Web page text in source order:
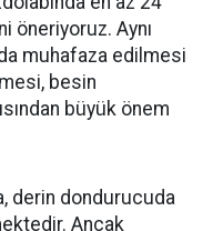
öneriyoruz. Aynı
muhafaza edilmesi
besin
büyük önem
derin dondurucuda
Ancak